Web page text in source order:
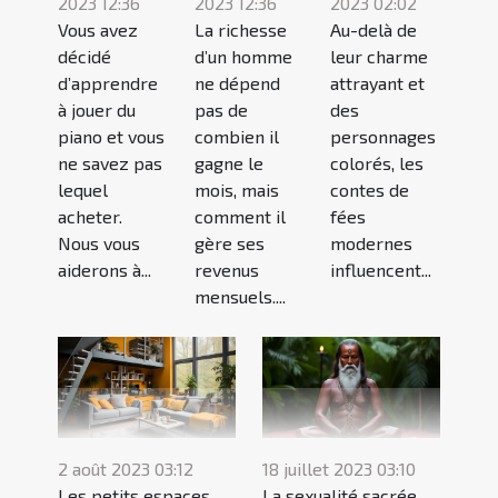
Vous avez
décidé
d’apprendre
à jouer du
piano et vous
ne savez pas
lequel
acheter.
Nous vous
aiderons à...
La richesse
d’un homme
ne dépend
pas de
combien il
gagne le
mois, mais
comment il
gère ses
revenus
mensuels....
Au-delà de
leur charme
attrayant et
des
personnages
colorés, les
contes de
fées
modernes
influencent...
2 août 2023 03:12
18 juillet 2023 03:10